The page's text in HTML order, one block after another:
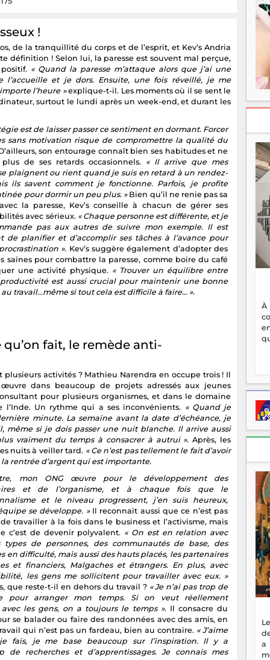
!
de la tranquillité du corps et de l’esprit, et Kev’s Andria
définition ! Selon lui, la paresse est souvent mal perçue,
« Quand la paresse m’attaque alors que j’ai une
l’accueille et je dors. Ensuite, une fois réveillé, je me
l’heure »explique-t-il. Les moments où il se sent le
surtout le lundi après un week-end, et durant les
est de laisser passer ce sentiment en dormant. Forcer
sans motivation risque de compromettre la qualité du
son entourage connaît bien ses habitudes et ne
plus de ses retards occasionnels. « Il arrive que mes
plaignent ou rient quand je suis en retard à un rendez-
ils savent comment je fonctionne. Parfois, je profite
pour dormir un peu plus. »Bien qu’il ne renie pas sa
la paresse, Kev’s conseille à chacun de gérer ses
avec sérieux. « Chaque personne est différente, et je
pas aux autres de suivre mon exemple. Il est
de planifier et d’accomplir ses tâches à l’avance pour
». Kev’s suggère également d’adopter des
saines pour combattre la paresse, comme boire du café
une activité physique. « Trouver un équilibre entre
est aussi crucial pour maintenir une bonne
travail…même si tout cela est difficile à faire… ».
fait, le remède anti-
activités ? Mathieu Narendra en occupe trois ! Il
dans beaucoup de projets adressés aux jeunes
pour plusieurs organismes, et dans le domaine
Un rythme qui a ses inconvénients. « Quand je
minute. La semaine avant la date d’échéance, je
même si je dois passer une nuit blanche. Il arrive aussi
vraiment du temps à consacrer à autrui ». Après, les
nuits à veiller tard. « Ce n’est pas tellement le fait d’avoir
rentrée d’argent qui est importante.
mon ONG œuvre pour le développement des
et de l’organisme, et à chaque fois que le
et le niveau progressent, j’en suis heureux,
se développe. » Il reconnait aussi que ce n’est pas
travailler à la fois dans le business et l’activisme, mais
c’est de devenir polyvalent. « On est en relation avec
types de personnes, des communautés de base, des
en difficulté, mais aussi des hauts placés, les partenaires
et financiers, Malgaches et étrangers. En plus, avec
les gens me sollicitent pour travailler avec eux. »
que reste-t-il en dehors du travail ? « Je n’ai pas trop de
pour arranger mon temps. Si on veut réellement
les gens, on a toujours le temps ». Il consacre du
se balader ou faire des randonnées avec des amis, en
qui n’est pas un fardeau, bien au contraire. « J’aime
fais, je me base beaucoup sur l’inspiration. Il y a
de recherches et d’apprentissages. Je connais mes
a